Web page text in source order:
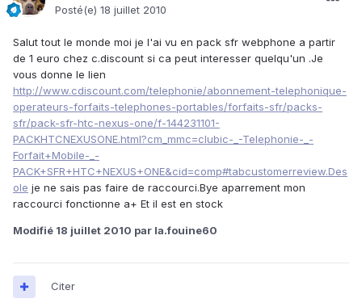
Posté(e) 18 juillet 2010
Salut tout le monde moi je l'ai vu en pack sfr webphone a partir
de 1 euro chez c.discount si ca peut interesser quelqu'un .Je
vous donne le lien
http://www.cdiscount.com/telephonie/abonnement-telephonique-
operateurs-forfaits-telephones-portables/forfaits-sfr/packs-
sfr/pack-sfr-htc-nexus-one/f-144231101-
PACKHTCNEXUSONE.html?cm_mmc=clubic-_-Telephonie-_-
Forfait+Mobile-_-
PACK+SFR+HTC+NEXUS+ONE&cid=comp#tabcustomerreview.Des
ole je ne sais pas faire de raccourci.Bye aparrement mon
raccourci fonctionne a+ Et il est en stock
Modifié 18 juillet 2010 par la.fouine60
Citer